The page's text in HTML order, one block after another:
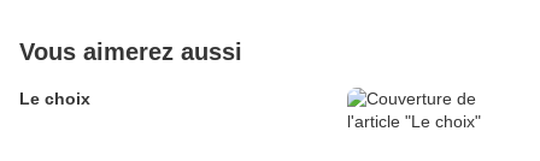
Vous aimerez aussi
Le choix